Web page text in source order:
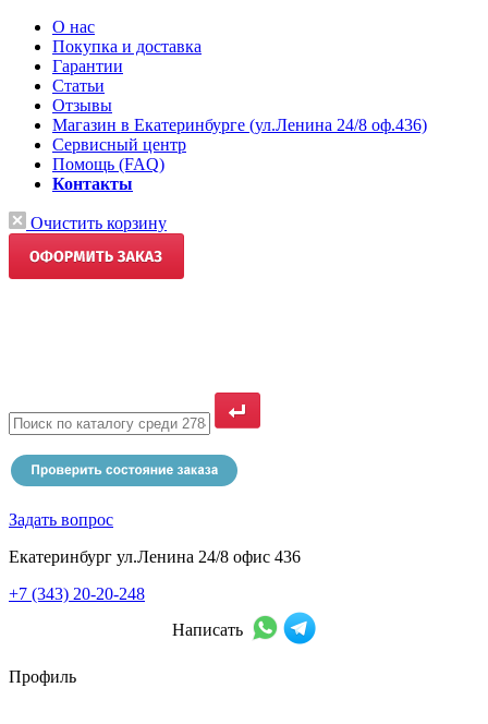
О нас
Покупка и доставка
Гарантии
Статьи
Отзывы
Магазин в Екатеринбурге (ул.Ленина 24/8 оф.436)
Сервисный центр
Помощь (FAQ)
Контакты
Очистить корзину
Задать вопрос
Екатеринбург ул.Ленина 24/8 офис 436
+7 (343) 20-20-248
Написать
Профиль